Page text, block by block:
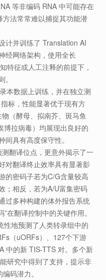
等非编码 RNA 中可能存在
法常常难以捕捉其功能潜
计并训练了 Translation AI
经网络架构，使用全长
特征或人工注释的前提下，
本数据上训练，并在独立测
标，性能显著优于现有方
（酵母、拟南芥、斑马鱼
博拉病毒）均展现出良好的
具有高度保守性。
翻译位点，更意外揭示了一
对翻译终止效率具有显著影
的密码子若为C/G含量较高
；相反，若为A/U富集密码
过多种构建的体外报告系统
在翻译控制中的关键作用。
地预测了人类转录组中的
（uORFs）、127个下游
中的新 TIS-TTS 对。多个新
研究中得到了支持，提示非
码潜力。